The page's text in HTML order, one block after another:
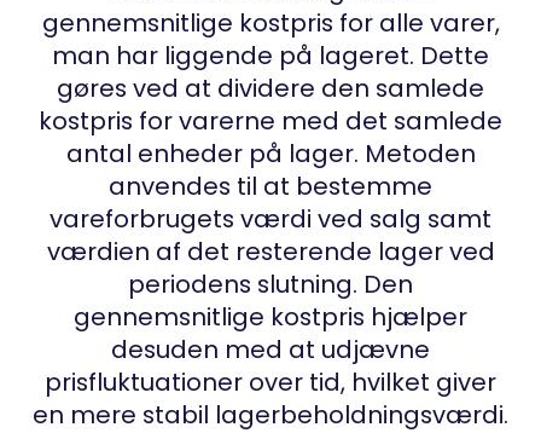
gennemsnitlige kostpris for alle varer,
man har liggende på lageret. Dette
gøres ved at dividere den samlede
kostpris for varerne med det samlede
antal enheder på lager. Metoden
anvendes til at bestemme
vareforbrugets værdi ved salg samt
værdien af det resterende lager ved
periodens slutning. Den
gennemsnitlige kostpris hjælper
desuden med at udjævne
prisfluktuationer over tid, hvilket giver
en mere stabil lagerbeholdningsværdi.